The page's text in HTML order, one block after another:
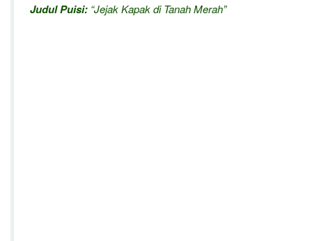
Judul Puisi: “Jejak Kapak di Tanah Merah”